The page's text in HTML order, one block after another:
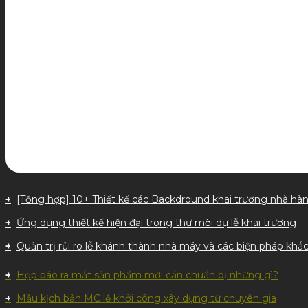
[Tổng hợp] 10+ Thiết kế các Backdround khai trương nhà
Ứng dụng thiết kế hiện đại trong thư mời dự lễ khai trương
Quản trị rủi ro lễ khánh thành nhà máy và các biện pháp
Họp báo ra mắt sản phẩm mới cần chuẩn bị những gì?
Mẫu kịch bản MC lễ khởi công xây dựng từ chuyên gia